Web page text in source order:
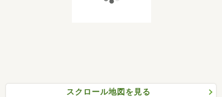
スクロール地図を見る